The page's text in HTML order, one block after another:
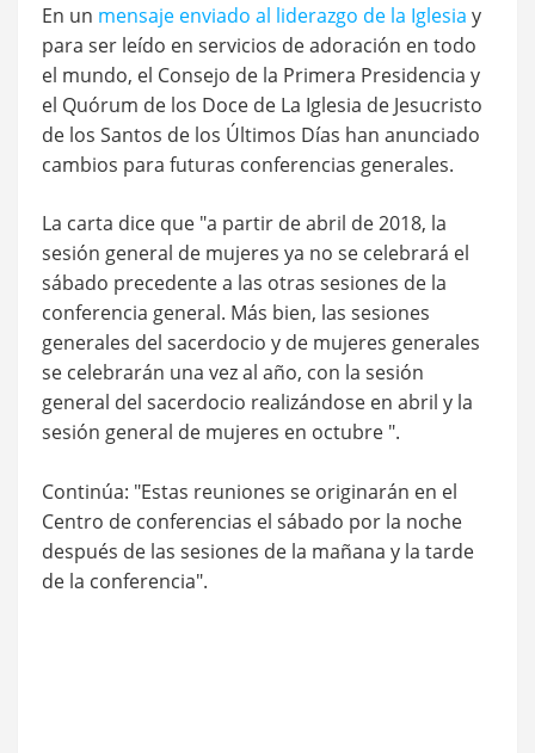
En un mensaje enviado al liderazgo de la Iglesia y
para ser leído en servicios de adoración en todo
el mundo, el Consejo de la Primera Presidencia y
el Quórum de los Doce de La Iglesia de Jesucristo
de los Santos de los Últimos Días han anunciado
cambios para futuras conferencias generales.
La carta dice que "a partir de abril de 2018, la
sesión general de mujeres ya no se celebrará el
sábado precedente a las otras sesiones de la
conferencia general. Más bien, las sesiones
generales del sacerdocio y de mujeres generales
se celebrarán una vez al año, con la sesión
general del sacerdocio realizándose en abril y la
sesión general de mujeres en octubre ".
Continúa: "Estas reuniones se originarán en el
Centro de conferencias el sábado por la noche
después de las sesiones de la mañana y la tarde
de la conferencia".